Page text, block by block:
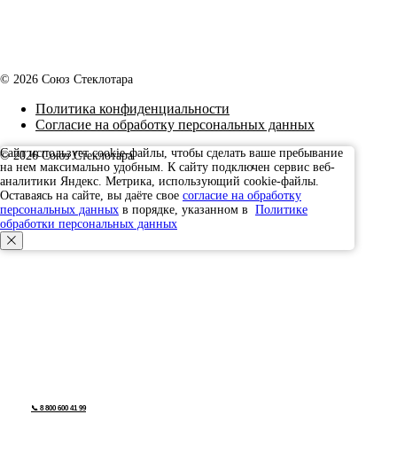
© 2026 Союз Стеклотара
Политика конфиденциальности
Согласие на обработку персональных данных
© 2026 Союз Стеклотара
Наверх
Сайт использует cookie-файлы, чтобы сделать ваше пребывание
на нем максимально удобным. К cайту подключен сервис веб-
аналитики Яндекс. Метрика, использующий cookie-файлы.
Оставаясь на сайте, вы даёте свое согласие на обработку
персональных данных в порядке, указанном в Политике
обработки персональных данных